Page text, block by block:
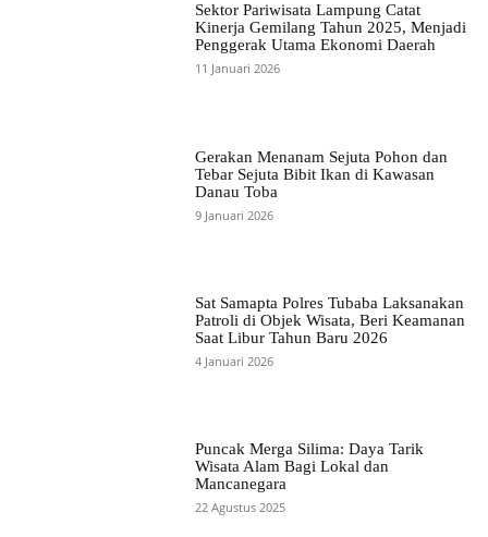
Sektor Pariwisata Lampung Catat
Kinerja Gemilang Tahun 2025, Menjadi
Penggerak Utama Ekonomi Daerah
11 Januari 2026
Gerakan Menanam Sejuta Pohon dan
Tebar Sejuta Bibit Ikan di Kawasan
Danau Toba
9 Januari 2026
Sat Samapta Polres Tubaba Laksanakan
Patroli di Objek Wisata, Beri Keamanan
Saat Libur Tahun Baru 2026
4 Januari 2026
Puncak Merga Silima: Daya Tarik
Wisata Alam Bagi Lokal dan
Mancanegara
22 Agustus 2025